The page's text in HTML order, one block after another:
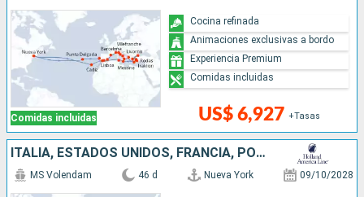
Comidas incluidas US$ 6,927 +Tasas
Cocina refinada
Animaciones exclusivas a bordo
Experiencia Premium
Comidas incluidas
ITALIA, ESTADOS UNIDOS, FRANCIA, PORTUGAL, ESPAÑA, ISRAEL, TÚNEZ, MALTA, GRECIA, TURQUÍA, EGIPTO
MS Volendam 46 d Nueva York 09/10/2028